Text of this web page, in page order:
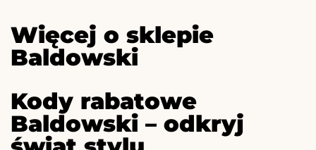
Więcej o sklepie
Baldowski
Kody rabatowe
Baldowski – odkryj